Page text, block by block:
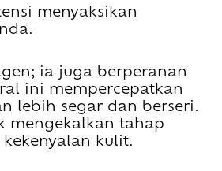
menyaksikan
ia juga berperanan
ini mempercepatkan
lebih segar dan berseri.
mengekalkan tahap
kulit.